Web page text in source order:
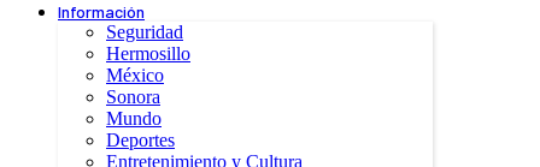
Información
Seguridad
Hermosillo
México
Sonora
Mundo
Deportes
Entretenimiento y Cultura